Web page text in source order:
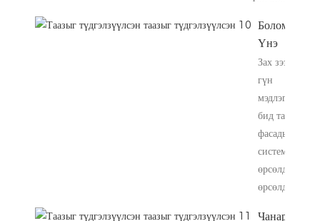
Боломжийн
Үнэ
Зах зээлийн
гүн
мэдлэгтэй,
бид тааз,
фасадын
системд
өрсөлдөхүйц
өрсөлдөөнтэй,
Чанарын